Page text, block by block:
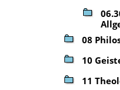
08
10
11